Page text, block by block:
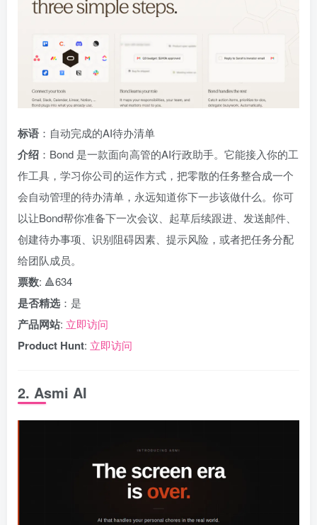
标语 ：自动完成的AI待办清单
介绍 ：Bond 是一款面向高管的AI行政助手。它能接入你的工
作工具，学习你公司的运作方式，把零散的任务整合成一个
会自动管理的待办清单，永远知道你下一步该做什么。你可
以让Bond帮你准备下一次会议、起草后续跟进、发送邮件、
创建待办事项、识别阻碍因素、提示风险，或者把任务分配
给团队成员。
票数: 🔺634
是否精选 ：是
产品网站: 立即访问
Product Hunt: 立即访问
2. Asmi AI